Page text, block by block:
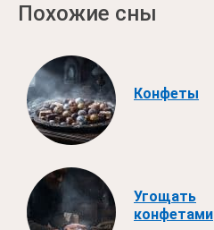
Похожие сны
Конфеты
Угощать
конфетами